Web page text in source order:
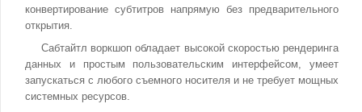
конвертирование субтитров напрямую без предварительного
открытия.
Сабтайтл воркшоп обладает высокой скоростью рендеринга
данных и простым пользовательским интерфейсом, умеет
запускаться с любого съемного носителя и не требует мощных
системных ресурсов.